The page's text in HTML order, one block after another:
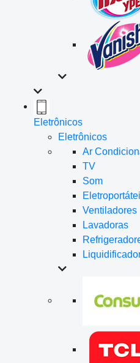
Eletrônicos
Eletrônicos
Ar
TV
Som
Ventiladores
Lavadoras